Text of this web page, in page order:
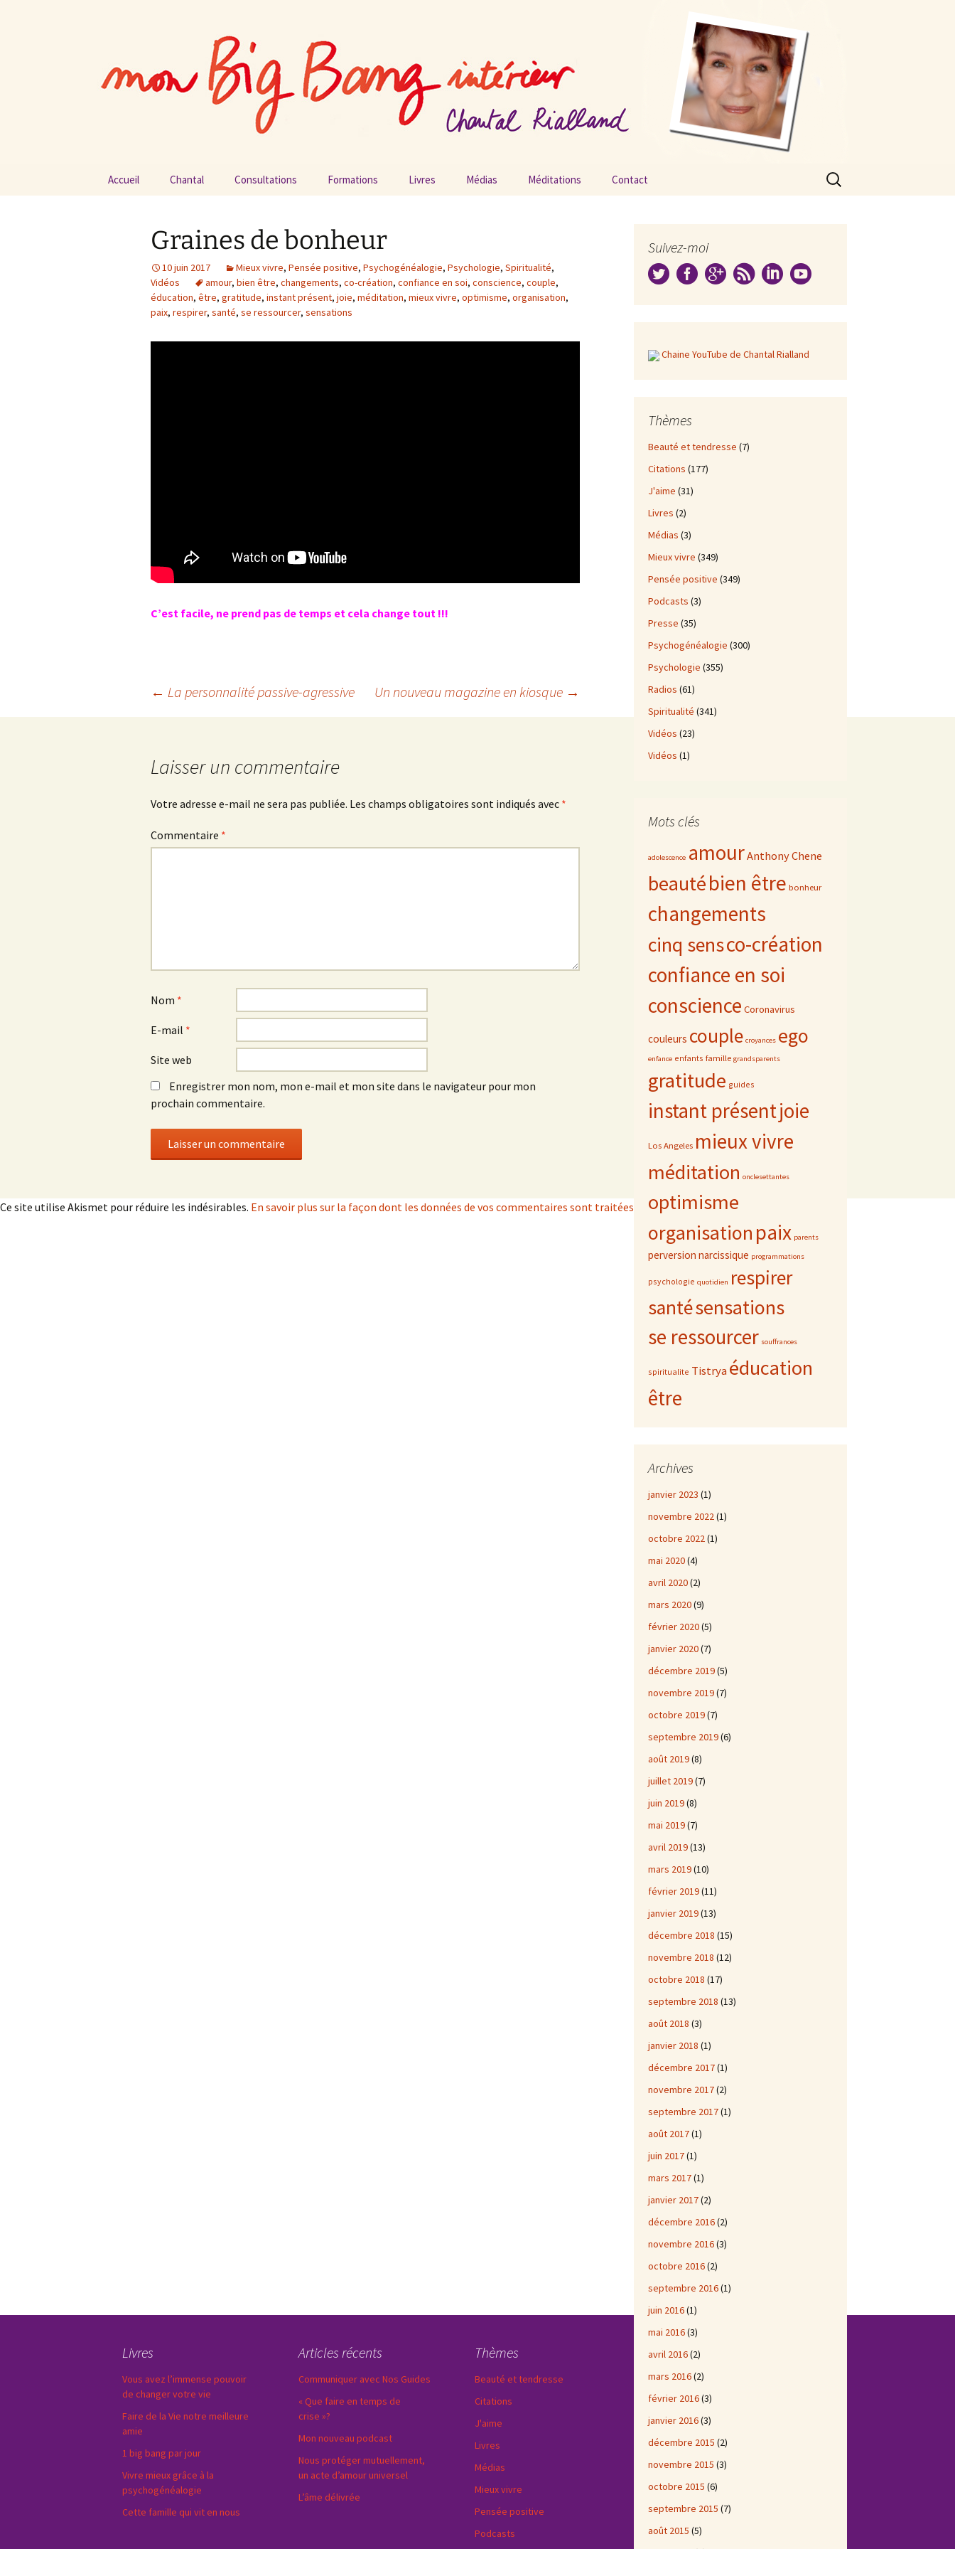
Mon big-bang intérieur
Accueil Chantal Consultations Formations Livres Médias
Radios
Presse
Méditations Contact
Rechercher :
Graines de bonheur
10 juin 2017 Mieux vivre, Pensée positive, Psychogénéalogie, Psychologie, Spiritualité,
Vidéos
amour, bien être, changements, co-création, confiance en soi, conscience, couple,
éducation, être, gratitude, instant présent, joie, méditation, mieux vivre, optimisme, organisation,
paix, respirer, santé, se ressourcer, sensations
C’est facile, ne prend pas de temps et cela change tout !!!
← La personnalité passive-agressive Un nouveau magazine en kiosque →
Laisser un commentaire
Votre adresse e-mail ne sera pas publiée. Les champs obligatoires sont indiqués avec *
Commentaire *
Nom *
E-mail *
Site web
Enregistrer mon nom, mon e-mail et mon site dans le navigateur pour mon
prochain commentaire.
Ce site utilise Akismet pour réduire les indésirables. En savoir plus sur la façon dont les données de vos commentaires sont traitées
Suivez-moi
Chaine YouTube de Chantal Rialland
Thèmes
Beauté et tendresse (7)
Citations (177)
J'aime (31)
Livres (2)
Médias (3)
Mieux vivre (349)
Pensée positive (349)
Podcasts (3)
Presse (35)
Psychogénéalogie (300)
Psychologie (355)
Radios (61)
Spiritualité (341)
Vidéos (23)
Vidéos (1)
Mots clés
adolescence amourAnthony Chene
beautébien être bonheur
changements
cinq sensco-création
confiance en soi
conscience Coronavirus
couleurs couple croyances ego
enfance enfants famille grandsparents
gratitude guides
instant présentjoie
Los Angeles mieux vivre
méditation onclesettantes
optimisme
organisationpaix parents
perversion narcissique programmations
psychologie quotidien respirer
santésensations
se ressourcer souffrances
spiritualite Tistryaéducation
être
Archives
janvier 2023 (1)
novembre 2022(1)
octobre 2022(1)
mai 2020(4)
avril 2020(2)
mars 2020(9)
février 2020(5)
janvier 2020(7)
décembre 2019(5)
novembre 2019(7)
octobre 2019(7)
septembre 2019(6)
août 2019(8)
juillet 2019(7)
juin 2019(8)
mai 2019(7)
avril 2019(13)
mars 2019(10)
février 2019(11)
janvier 2019(13)
décembre 2018 (15)
novembre 2018 (12)
octobre 2018 (17)
septembre 2018 (13)
août 2018 (3)
janvier 2018 (1)
décembre 2017(1)
novembre 2017(2)
septembre 2017(1)
août 2017(1)
juin 2017(1)
mars 2017(1)
janvier 2017(2)
décembre 2016(2)
novembre 2016(3)
octobre 2016(2)
septembre 2016(1)
juin 2016(1)
mai 2016(3)
avril 2016(2)
mars 2016(2)
février 2016(3)
janvier 2016(3)
décembre 2015 (2)
novembre 2015 (3)
octobre 2015 (6)
septembre 2015 (7)
août 2015 (5)
Livres
Vous avez l’immense pouvoir
de changer votre vie
Faire de la Vie notre meilleure
amie
1 big bang par jour
Vivre mieux grâce à la
psychogénéalogie
Cette famille qui vit en nous
Articles récents
Communiquer avec Nos Guides
« Que faire en temps de
crise »?
Mon nouveau podcast
Nous protéger mutuellement,
un acte d’amour universel
L’âme délivrée
Thèmes
Beauté et tendresse
Citations
J'aime
Livres
Médias
Mieux vivre
Pensée positive
Podcasts